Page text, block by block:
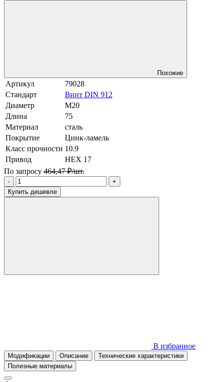
Похожие
Артикул
79028
Стандарт
Винт DIN 912
Диаметр
М20
Длина
75
Материал
сталь
Покрытие
Цинк-ламель
Класс прочности 10.9
Привод
HEX 17
По запросу 464,47 ₽/шт.
-
+
Купить дешевле
В избранное
Модификации Описание
Технические характеристики
Полезные материалы